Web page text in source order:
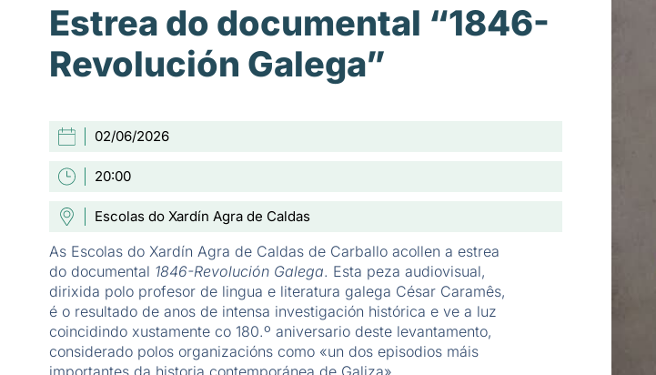
Estrea do documental “1846-
Revolución Galega”
02/06/2026
20:00
Escolas do Xardín Agra de Caldas
As Escolas do Xardín Agra de Caldas de Carballo acollen a estrea
do documental 1846-Revolución Galega. Esta peza audiovisual,
dirixida polo profesor de lingua e literatura galega César Caramês,
é o resultado de anos de intensa investigación histórica e ve a luz
coincidindo xustamente co 180.º aniversario deste levantamento,
considerado polos organizacións como «un dos episodios máis
importantes da historia contemporánea de Galiza».